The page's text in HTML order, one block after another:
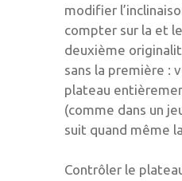
modifier
compter sur la et
deuxième
sans la première :
plateau
(comme dans un
suit quand même
Contrôler le